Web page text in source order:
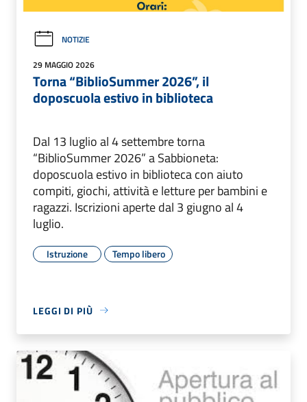
NOTIZIE
29 MAGGIO 2026
Torna “BiblioSummer 2026”, il
doposcuola estivo in biblioteca
Dal 13 luglio al 4 settembre torna
“BiblioSummer 2026” a Sabbioneta:
doposcuola estivo in biblioteca con aiuto
compiti, giochi, attività e letture per bambini e
ragazzi. Iscrizioni aperte dal 3 giugno al 4
luglio.
Istruzione Tempo libero
LEGGI DI PIÙ